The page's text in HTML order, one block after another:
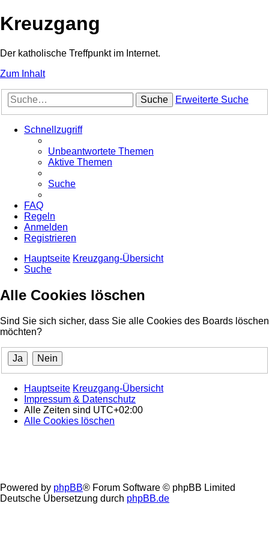
Kreuzgang
Der katholische Treffpunkt im Internet.
Zum Inhalt
Suche Erweiterte Suche
Schnellzugriff
Unbeantwortete Themen
Aktive Themen
Suche
FAQ
Regeln
Anmelden
Registrieren
Hauptseite Kreuzgang-Übersicht
Suche
Alle Cookies löschen
Sind Sie sich sicher, dass Sie alle Cookies des Boards löschen
möchten?
Hauptseite Kreuzgang-Übersicht
Impressum & Datenschutz
Alle Zeiten sind UTC+02:00
Alle Cookies löschen
Powered by phpBB® Forum Software © phpBB Limited
Deutsche Übersetzung durch phpBB.de